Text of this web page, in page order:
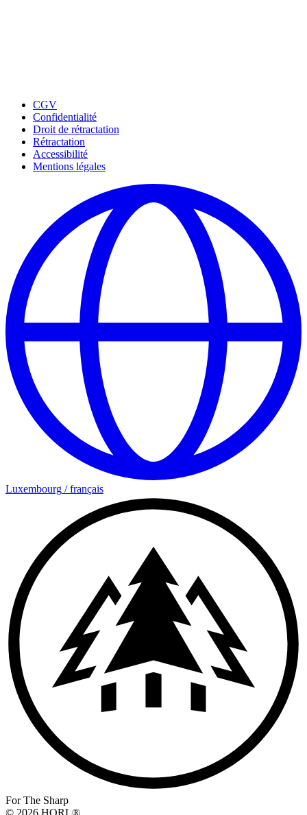
CGV
Confidentialité
Droit de rétractation
Rétractation
Accessibilité
Mentions légales
Luxembourg /français
For The Sharp
© 2026 HORL®